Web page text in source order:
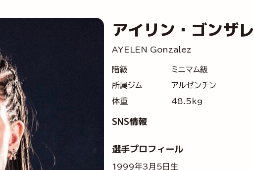
アイリン・ゴンザ
AYELEN Gonzalez
階級
ミニマム級
所属ジム
アルゼンチン
体重
48.5kg
SNS情報
選手プロフィール
1999年3月5日生